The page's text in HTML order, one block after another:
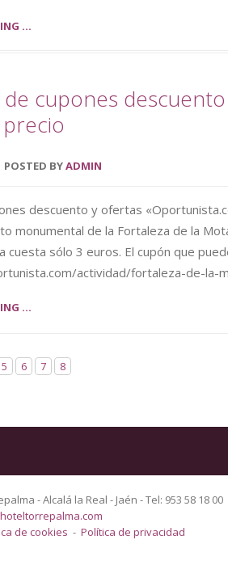
...
cupones
POSTED BYADMIN
descuento y ofertas
monumental de la Fortaleza de la
cuesta sólo 3 euros. El cupón que
actividad/fortaleza-de-la-
...
5 6 7 8
- Alcalá la Real - Jaén - Tel: 953 58 18 00
de cookies - Política de privacidad